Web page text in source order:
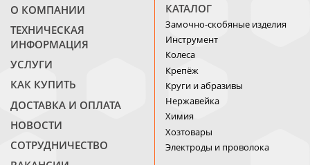
О КОМПАНИИ
ТЕХНИЧЕСКАЯ
ИНФОРМАЦИЯ
УСЛУГИ
КАК КУПИТЬ
ДОСТАВКА И ОПЛАТА
НОВОСТИ
СОТРУДНИЧЕСТВО
КАТАЛОГ
Замочно-скобяные изделия
Инструмент
Колеса
Крепёж
Круги и абразивы
Нержавейка
Химия
Хозтовары
Электроды и проволока